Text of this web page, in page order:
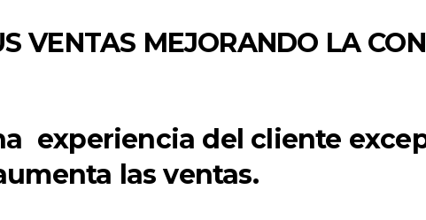
VENTAS MEJORANDO LA
experiencia del cliente
las ventas.